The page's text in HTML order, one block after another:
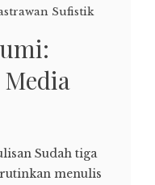
Sufistik
Sudah tiga
menulis